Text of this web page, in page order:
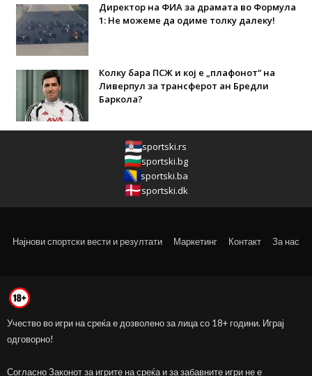
Директор на ФИА за драмата во Формула
1: Не можеме да одиме толку далеку!
Колку бара ПСЖ и кој е „плафонот“ на
Ливерпул за трансферот ан Бредли
Баркола?
sportski.rs
sportski.bg
sportski.ba
sportski.dk
Најнови спортски вести и резултати Маркетинг Контакт За нас
Учество во игри на среќа е дозволено за лица со 18+ години. Играј
одговорно!
Согласно Законот за игрите на среќа и за забавните игри не е